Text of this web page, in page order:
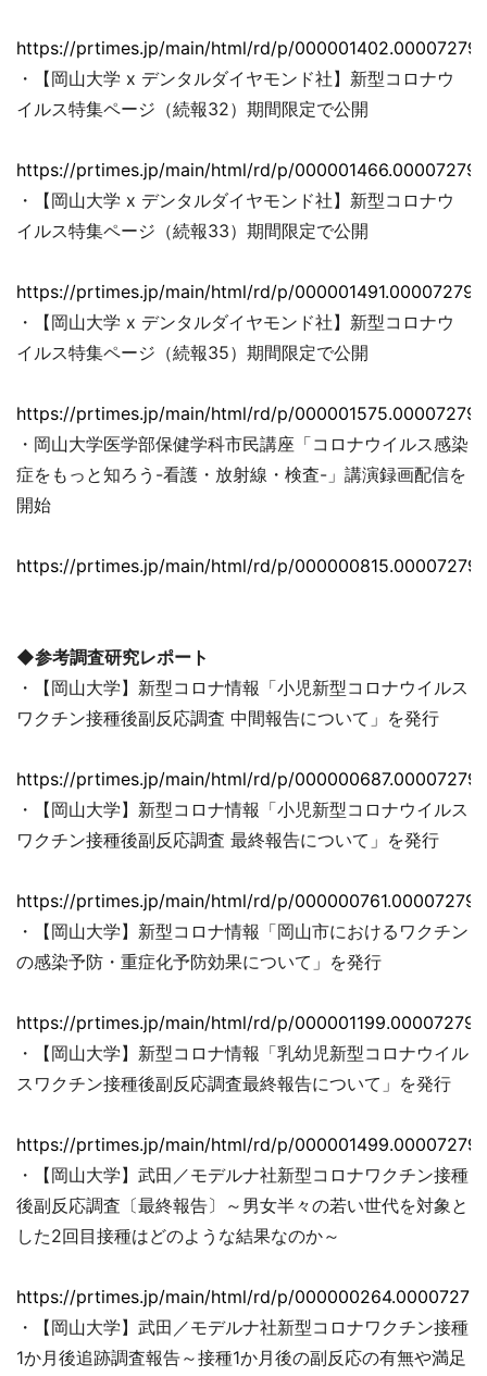
https://prtimes.jp/main/html/rd/p/
・【岡山大学 x デンタルダイヤモンド社】新型コロナウ
イルス特集ページ（続報32）期間限定で公開
https://prtimes.jp/main/html/rd/p/
・【岡山大学 x デンタルダイヤモンド社】新型コロナウ
イルス特集ページ（続報33）期間限定で公開
https://prtimes.jp/main/html/rd/p/
・【岡山大学 x デンタルダイヤモンド社】新型コロナウ
イルス特集ページ（続報35）期間限定で公開
https://prtimes.jp/main/html/rd/p/
・岡山大学医学部保健学科市民講座「コロナウイルス感染
症をもっと知ろう-看護・放射線・検査-」講演録画配信を
開始
https://prtimes.jp/main/html/rd/p/
◆参考調査研究レポート
・【岡山大学】新型コロナ情報「小児新型コロナウイルス
ワクチン接種後副反応調査 中間報告について」を発行
https://prtimes.jp/main/html/rd/p/
・【岡山大学】新型コロナ情報「小児新型コロナウイルス
ワクチン接種後副反応調査 最終報告について」を発行
https://prtimes.jp/main/html/rd/p/
・【岡山大学】新型コロナ情報「岡山市におけるワクチン
の感染予防・重症化予防効果について」を発行
https://prtimes.jp/main/html/rd/p/
・【岡山大学】新型コロナ情報「乳幼児新型コロナウイル
スワクチン接種後副反応調査最終報告について」を発行
https://prtimes.jp/main/html/rd/p/
・【岡山大学】武田／モデルナ社新型コロナワクチン接種
後副反応調査〔最終報告〕～男女半々の若い世代を対象と
した2回目接種はどのような結果なのか～
https://prtimes.jp/main/html/rd/p/
・【岡山大学】武田／モデルナ社新型コロナワクチン接種
1か月後追跡調査報告～接種1か月後の副反応の有無や満足